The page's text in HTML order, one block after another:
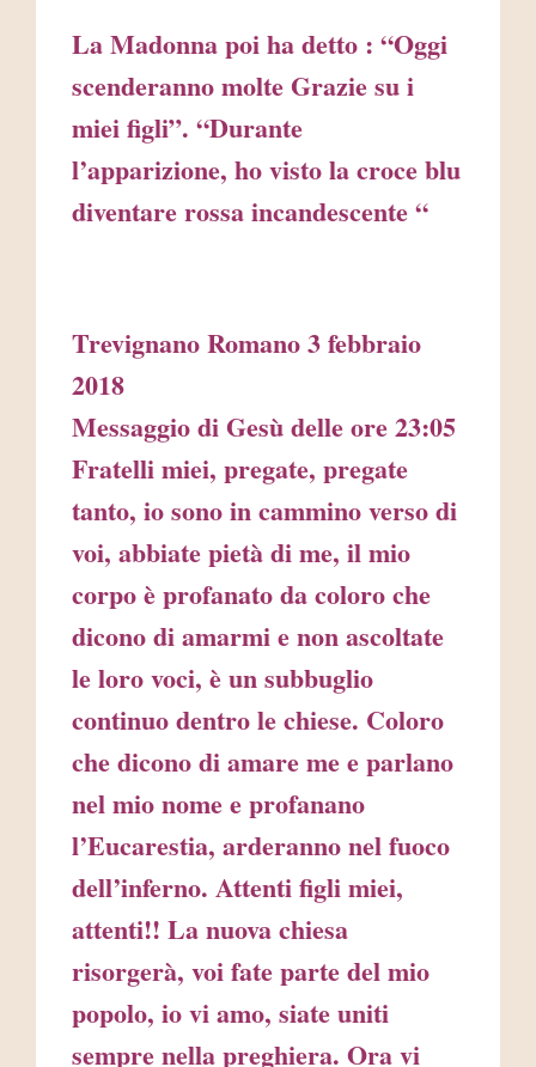
La Madonna poi ha detto : “Oggi
scenderanno molte Grazie su i
miei figli”. “Durante
l’apparizione, ho visto la croce blu
diventare rossa incandescente “
Trevignano Romano 3 febbraio
2018
Messaggio di Gesù delle ore 23:05
Fratelli miei, pregate, pregate
tanto, io sono in cammino verso di
voi, abbiate pietà di me, il mio
corpo è profanato da coloro che
dicono di amarmi e non ascoltate
le loro voci, è un subbuglio
continuo dentro le chiese. Coloro
che dicono di amare me e parlano
nel mio nome e profanano
l’Eucarestia, arderanno nel fuoco
dell’inferno. Attenti figli miei,
attenti!! La nuova chiesa
risorgerà, voi fate parte del mio
popolo, io vi amo, siate uniti
sempre nella preghiera. Ora vi